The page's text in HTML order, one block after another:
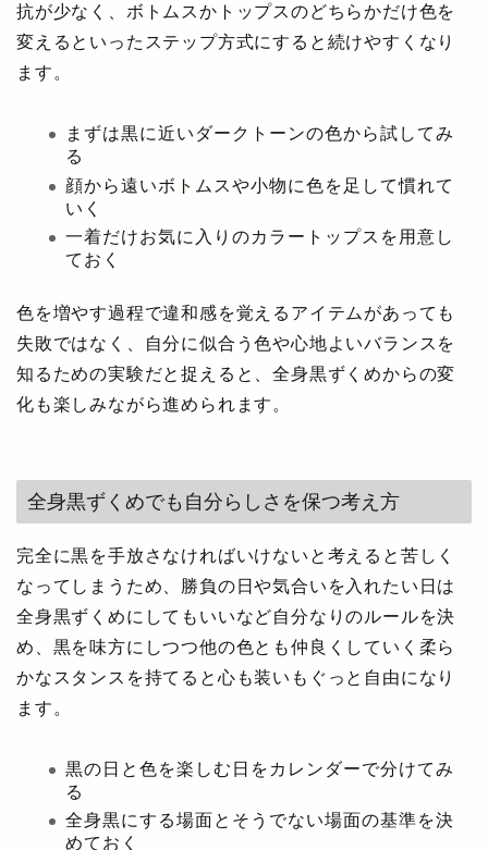
抗が少なく、ボトムスかトップスのどちらかだけ色を
変えるといったステップ方式にすると続けやすくなり
ます。
まずは黒に近いダークトーンの色から試してみ
る
顔から遠いボトムスや小物に色を足して慣れて
いく
一着だけお気に入りのカラートップスを用意し
ておく
色を増やす過程で違和感を覚えるアイテムがあっても
失敗ではなく、自分に似合う色や心地よいバランスを
知るための実験だと捉えると、全身黒ずくめからの変
化も楽しみながら進められます。
全身黒ずくめでも自分らしさを保つ考え方
完全に黒を手放さなければいけないと考えると苦しく
なってしまうため、勝負の日や気合いを入れたい日は
全身黒ずくめにしてもいいなど自分なりのルールを決
め、黒を味方にしつつ他の色とも仲良くしていく柔ら
かなスタンスを持てると心も装いもぐっと自由になり
ます。
黒の日と色を楽しむ日をカレンダーで分けてみ
る
全身黒にする場面とそうでない場面の基準を決
めておく